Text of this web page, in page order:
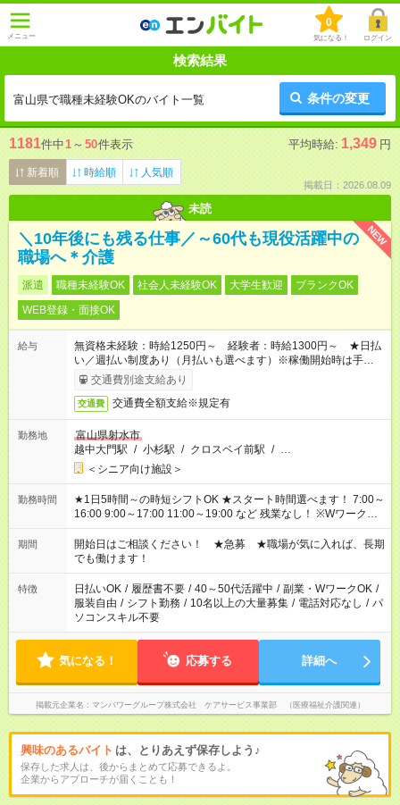
メニュー
0
気になる！ ログイン
検索結果
富山県で職種未経験OKのバイト一覧 条件の変更
1181件中1 ～ 50件表示 平均時給: 1,349 円
新着順 時給順 人気順
掲載日：2026.08.09
未読
NEW
＼10年後にも残る仕事／～60代も現役活躍中の
職場へ＊介護
派遣 職種未経験OK 社会人未経験OK 大学生歓迎
ブランクOK
WEB登録・面接OK
給与
無資格未経験：時給1250円～ 経験者：時給1300円～ ★日払
い／週払い制度あり（月払いも選べます）※稼働開始時は手続き
完了次第のお支払いとなります。
交通費別途支給あり
交通費 交通費全額支給※規定有
勤務地
富山県射水市
越中大門駅 / 小杉駅 / クロスベイ前駅 / …
＜シニア向け施設＞
勤務時間
★1日5時間～の時短シフトOK ★スタート時間選べます！ 7:00～
16:00 9:00～17:00 11:00～19:00 など 残業なし！ ※Wワークの
場合、他のお仕事と合わせ週40時間超の就業はご案内できませ
ん ※法令に基づき、週20時間以上勤務は社会保険への加入対象
となります ※労働者派遣法（日雇い派遣の原則禁止）により、
短時間・短期間の就業はご案内が難しい場合があります
期間
開始日はご相談ください！ ★急募 ★職場が気に入れば、長期
でも働けます！
特徴 日払いOK / 履歴書不要 / 40～50代活躍中 / 副業・WワークOK /
服装自由 / シフト勤務 / 10名以上の大量募集 / 電話対応なし / パ
ソコンスキル不要
気になる！ 応募する 詳細へ
掲載元企業名 マンパワーグループ株式会社 ケアサービス事業部 （医療福祉介護関連）
興味のあるバイト は、とりあえず保存しよう♪
保存した求人は、後からまとめて応募できるよ。
企業からアプローチが届くことも！